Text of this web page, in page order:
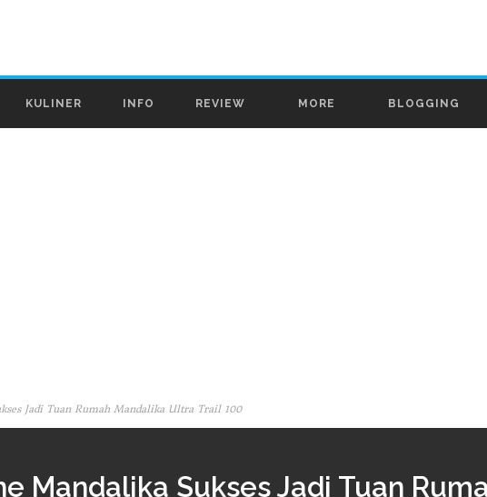
KULINER INFO REVIEW MORE BLOGGING
Jadi Tuan Rumah Mandalika Ultra Trail 100
Mandalika Sukses Jadi Tuan